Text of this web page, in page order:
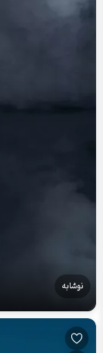
نوشابه